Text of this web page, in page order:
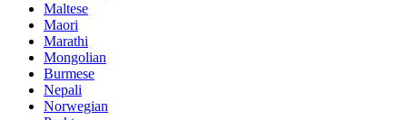
Maltese
Maori
Marathi
Mongolian
Burmese
Nepali
Norwegian